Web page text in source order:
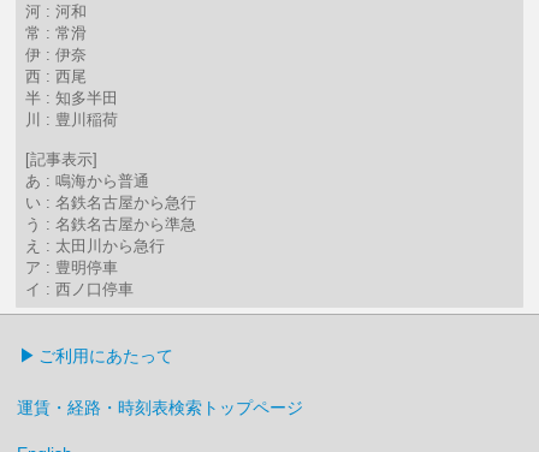
河 : 河和
常 : 常滑
伊 : 伊奈
西 : 西尾
半 : 知多半田
川 : 豊川稲荷
[記事表示]
あ : 鳴海から普通
い : 名鉄名古屋から急行
う : 名鉄名古屋から準急
え : 太田川から急行
ア : 豊明停車
イ : 西ノ口停車
ご利用にあたって
運賃・経路・時刻表検索トップページ